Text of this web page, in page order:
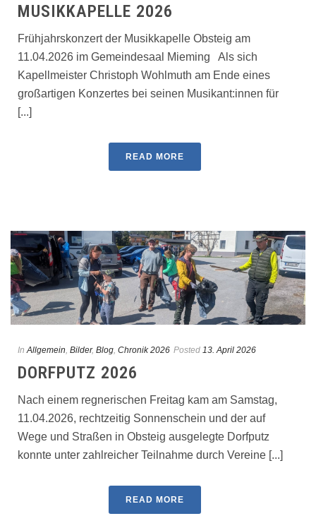
MUSIKKAPELLE 2026
Frühjahrskonzert der Musikkapelle Obsteig am
11.04.2026 im Gemeindesaal Mieming Als sich
Kapellmeister Christoph Wohlmuth am Ende eines
großartigen Konzertes bei seinen Musikant:innen für
[...]
READ MORE
In Allgemein Bilder, Blog Chronik 2026 Posted 13. April 2026
DORFPUTZ 2026
Nach einem regnerischen Freitag kam am Samstag,
11.04.2026, rechtzeitig Sonnenschein und der auf
Wege und Straßen in Obsteig ausgelegte Dorfputz
konnte unter zahlreicher Teilnahme durch Vereine [...]
READ MORE